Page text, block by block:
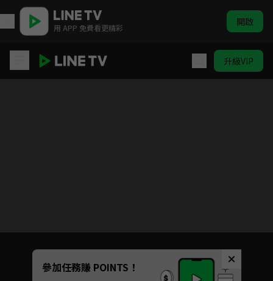
用 APP 免費看更精彩 開啟
升級VIP
Unmute
如有不便請見諒
參加任務賺 POINTS！